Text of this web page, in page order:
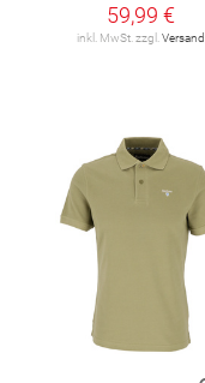
59,99 €
inkl. MwSt. zzgl. Versand